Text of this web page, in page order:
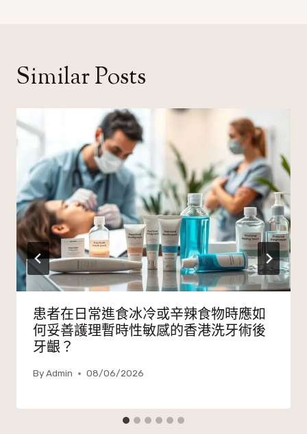
Similar Posts
患者在日常進食冰冷或辛辣食物時應如
何妥善護理暫時性敏感的香港洗牙術後
牙齦？
ByAdmin 08/06/2026